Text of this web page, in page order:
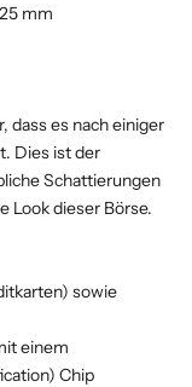
mm
dass es nach einiger
Dies ist der
Schattierungen
Look dieser Börse.
sowie
einem
Chip